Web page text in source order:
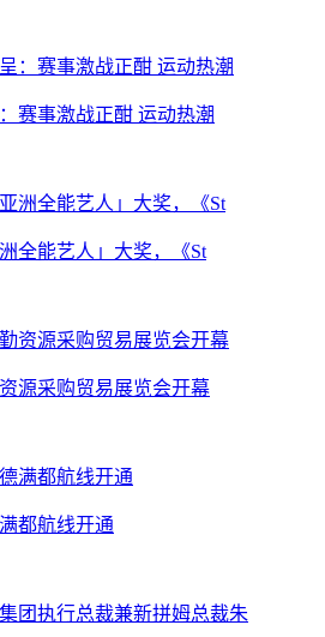
赛事激战正酣 运动热潮
全能艺人」大奖，《St
源采购贸易展览会开幕
都航线开通